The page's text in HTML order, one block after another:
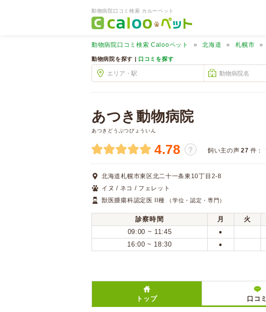
動物病院口コミ検索 カルーペット
動物病院口コミ検索 Calooペット 北海道 札幌市
動物病院を探す | 口コミを探す
あつき動物病院
あつきどうぶつびょういん
4.78 ？ 飼い主の声 27 件：
北海道札幌市東区北二十一条東10丁目2-8
イヌ / ネコ / フェレット
獣医腫瘍科認定医 II種
（学位・認定・専門）
診察時間 月 火
09:00 ~ 11:45
●
16:00 ~ 18:30 ●
トップ 口コミ